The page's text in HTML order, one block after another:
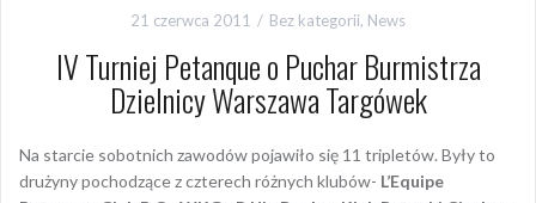
21 czerwca 2011 Bez kategorii, News
IV Turniej Petanque o Puchar Burmistrza
Dzielnicy Warszawa Targówek
Na starcie sobotnich zawodów pojawiło się 11 tripletów. Były to
drużyny pochodzące z czterech różnych klubów- L’Equipe